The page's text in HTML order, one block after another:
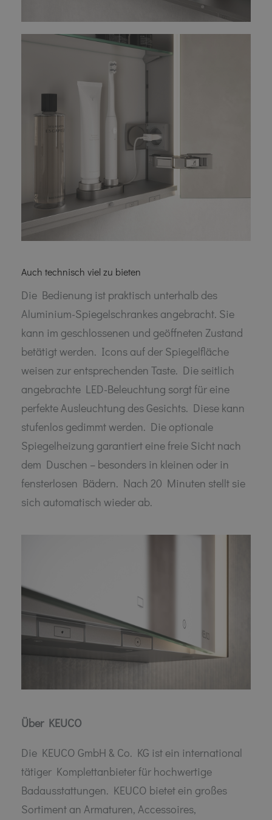
Auch technisch viel zu bieten
Die Bedienung ist praktisch unterhalb des
Aluminium-Spiegelschrankes angebracht. Sie
kann im geschlossenen und geöffneten Zustand
betätigt werden. Icons auf der Spiegelfläche
weisen zur entsprechenden Taste. Die seitlich
angebrachte LED-Beleuchtung sorgt für eine
perfekte Ausleuchtung des Gesichts. Diese kann
stufenlos gedimmt werden. Die optionale
Spiegelheizung garantiert eine freie Sicht nach
dem Duschen – besonders in kleinen oder in
fensterlosen Bädern. Nach 20 Minuten stellt sie
sich automatisch wieder ab.
Über KEUCO
Die KEUCO GmbH & Co. KG ist ein international
tätiger Komplettanbieter für hochwertige
Badausstattungen. KEUCO bietet ein großes
Sortiment an Armaturen, Accessoires,